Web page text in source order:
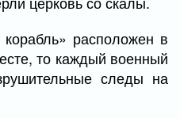
расположен в
то каждый военный
следы на